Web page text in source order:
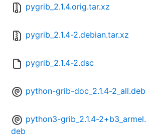
pygrib_2.1.4.orig.tar.xz
pygrib_2.1.4-2.debian.tar.xz
pygrib_2.1.4-2.dsc
python-grib-doc_2.1.4-2_all.deb
python3-grib_2.1.4-2+b3_armel.
deb